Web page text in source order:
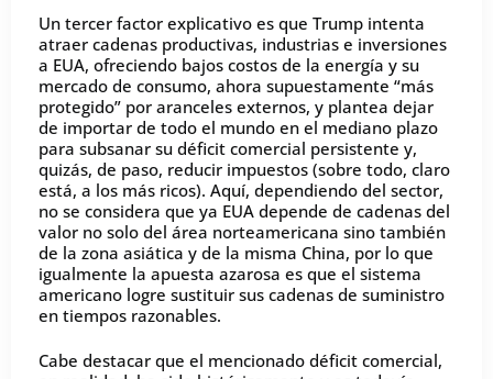
Un tercer factor explicativo es que Trump intenta
atraer cadenas productivas, industrias e inversiones
a EUA, ofreciendo bajos costos de la energía y su
mercado de consumo, ahora supuestamente “más
protegido” por aranceles externos, y plantea dejar
de importar de todo el mundo en el mediano plazo
para subsanar su déficit comercial persistente y,
quizás, de paso, reducir impuestos (sobre todo, claro
está, a los más ricos). Aquí, dependiendo del sector,
no se considera que ya EUA depende de cadenas del
valor no solo del área norteamericana sino también
de la zona asiática y de la misma China, por lo que
igualmente la apuesta azarosa es que el sistema
americano logre sustituir sus cadenas de suministro
en tiempos razonables.
Cabe destacar que el mencionado déficit comercial,